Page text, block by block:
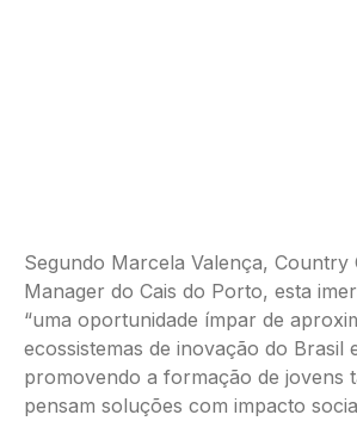
Segundo Marcela Valença, Country
Manager do Cais do Porto, esta
“uma oportunidade ímpar de
ecossistemas de inovação do Brasil
promovendo a formação de jovens
pensam soluções com impacto